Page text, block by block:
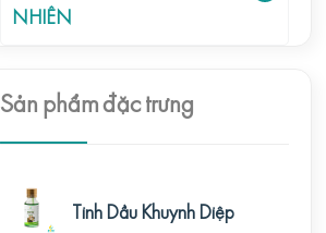
NHIÊN
Sản phẩm đặc trưng
Tinh Dầu Khuynh Diệp